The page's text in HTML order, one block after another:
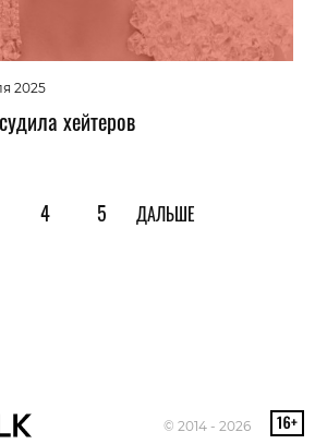
2025
хейтеров
4 5 ДАЛЬШЕ
© 2014 - 2026